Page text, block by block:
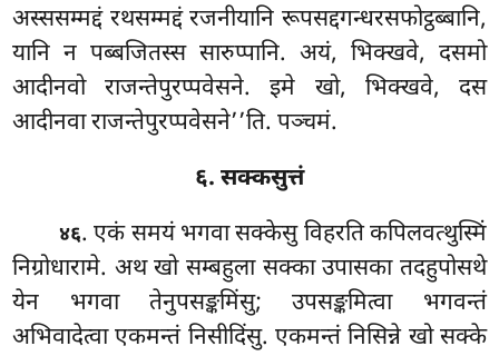
अस्ससम्मद्दं रथसम्मद्दं रजनीयानि रूपसद्दगन्धरसफोट्ठब्बानि,
यानि न पब्बजितस्स सारुप्पानि. अयं, भिक्खवे, दसमो
आदीनवो राजन्तेपुरप्पवेसने. इमे खो, भिक्खवे, दस
आदीनवा राजन्तेपुरप्पवेसने’’ति. पञ्चमं.
६. सक्कसुत्तं
४६. एकंसमयं भगवा सक्केसु विहरति कपिलवत्थुस्मिं
निग्रोधारामे. अथ खो सम्बहुला सक्का उपासका तदहुपोसथे
येन भगवा तेनुपसङ्कमिंसु; उपसङ्कमित्वा भगवन्तं
अभिवादेत्वा एकमन्तं निसीदिंसु. एकमन्तं निसिन्ने खो सक्के